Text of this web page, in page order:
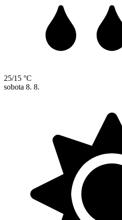
25/15 °C
sobota 8. 8.